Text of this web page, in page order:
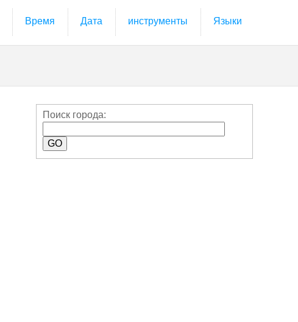
Время Дата инструменты Языки
Поиск города: